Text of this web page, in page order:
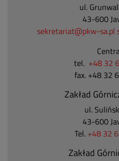
ul.
43-600
sekretariat@pkw-sa.pl
tel. +48 32
fax. +48 32
Zakład
ul.
43-600
Tel. +48 32
Zakład